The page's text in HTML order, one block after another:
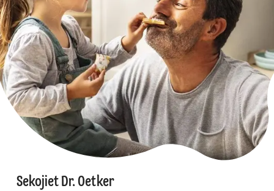
Sekojiet Dr. Oetker